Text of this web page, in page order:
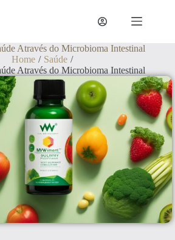
Através do Microbioma Intestinal
Home / Saúde /
Através do Microbioma Intestinal